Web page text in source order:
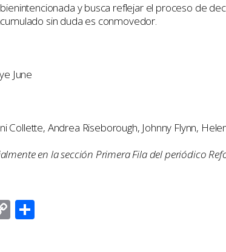
y busca reflejar el proceso de
sin duda es conmovedor.
June
Collette, Andrea Riseborough, Johnny Flynn,
en la sección Primera Fila del periódico
Copy